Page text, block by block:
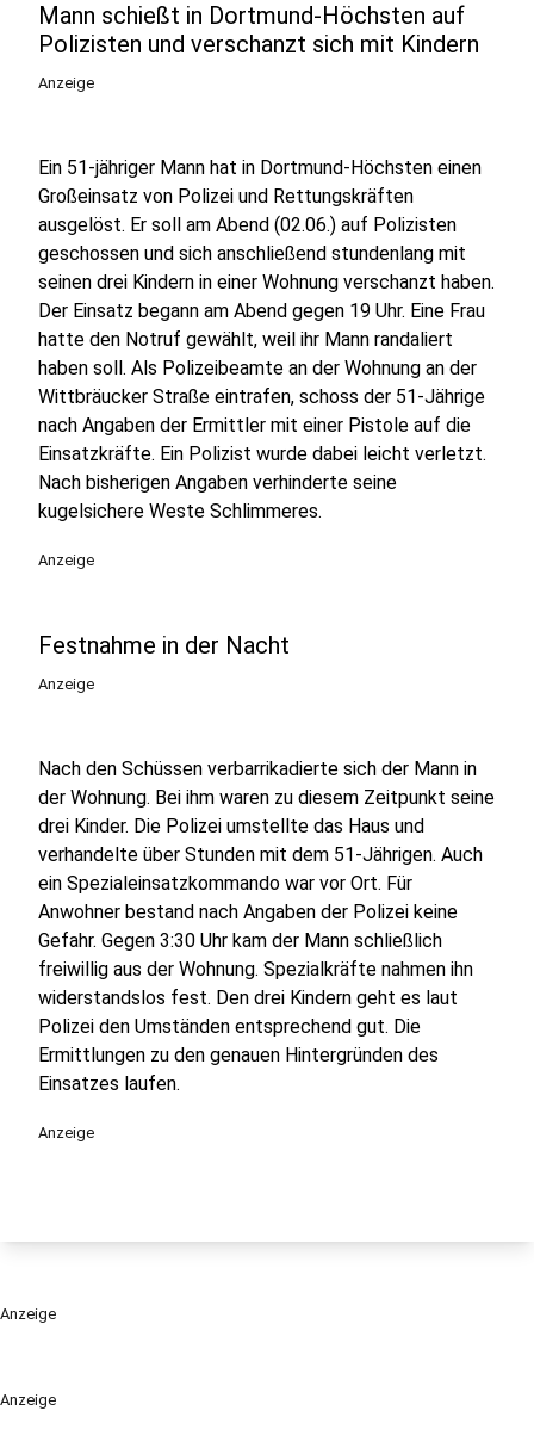
Anzeige
Mann schießt in Dortmund-Höchsten auf
Polizisten und verschanzt sich mit Kindern
Anzeige
Ein 51-jähriger Mann hat in Dortmund-Höchsten einen
Großeinsatz von Polizei und Rettungskräften
ausgelöst. Er soll am Abend (02.06.) auf Polizisten
geschossen und sich anschließend stundenlang mit
seinen drei Kindern in einer Wohnung verschanzt haben.
Der Einsatz begann am Abend gegen 19 Uhr. Eine Frau
hatte den Notruf gewählt, weil ihr Mann randaliert
haben soll. Als Polizeibeamte an der Wohnung an der
Wittbräucker Straße eintrafen, schoss der 51-Jährige
nach Angaben der Ermittler mit einer Pistole auf die
Einsatzkräfte. Ein Polizist wurde dabei leicht verletzt.
Nach bisherigen Angaben verhinderte seine
kugelsichere Weste Schlimmeres.
Anzeige
Festnahme in der Nacht
Anzeige
Nach den Schüssen verbarrikadierte sich der Mann in
der Wohnung. Bei ihm waren zu diesem Zeitpunkt seine
drei Kinder. Die Polizei umstellte das Haus und
verhandelte über Stunden mit dem 51-Jährigen. Auch
ein Spezialeinsatzkommando war vor Ort. Für
Anwohner bestand nach Angaben der Polizei keine
Gefahr. Gegen 3:30 Uhr kam der Mann schließlich
freiwillig aus der Wohnung. Spezialkräfte nahmen ihn
widerstandslos fest. Den drei Kindern geht es laut
Polizei den Umständen entsprechend gut. Die
Ermittlungen zu den genauen Hintergründen des
Einsatzes laufen.
Anzeige
Anzeige